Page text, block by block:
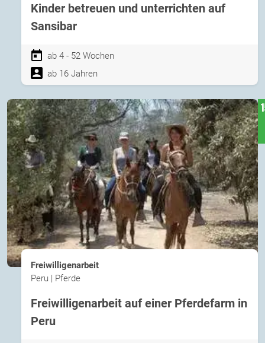
Kinder betreuen und unterrichten auf
Sansibar
ab 4 - 52 Wochen
ab 16 Jahren
Freiwilligenarbeit
Peru | Pferde
Freiwilligenarbeit auf einer Pferdefarm in
Peru